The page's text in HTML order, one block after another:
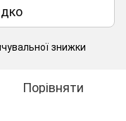
знижки
Порівняти